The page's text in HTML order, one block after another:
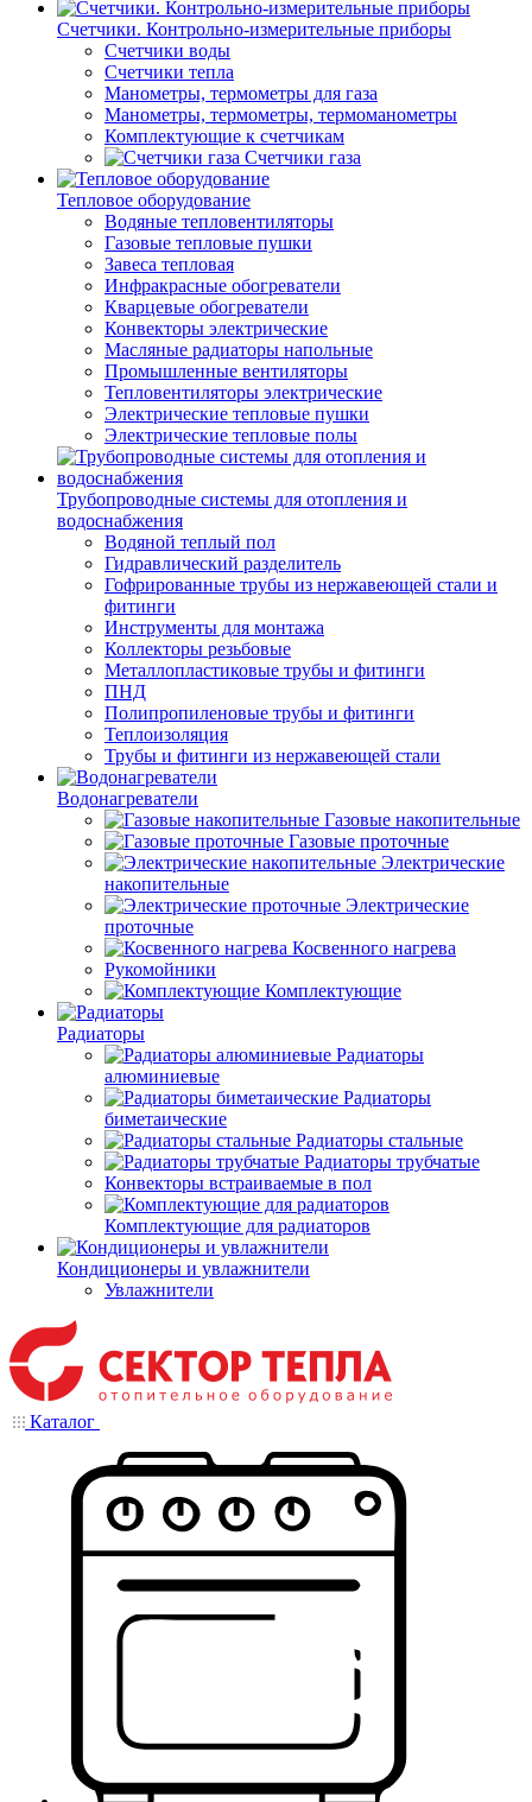
Счетчики. Контрольно-измерительные приборы
Счетчики воды
Счетчики тепла
Манометры, термометры для газа
Манометры, термометры, термоманометры
Комплектующие к счетчикам
Счетчики газа
Тепловое оборудование
Водяные тепловентиляторы
Газовые тепловые пушки
Завеса тепловая
Инфракрасные обогреватели
Кварцевые обогреватели
Конвекторы электрические
Масляные радиаторы напольные
Промышленные вентиляторы
Тепловентиляторы электрические
Электрические тепловые пушки
Электрические тепловые полы
Трубопроводные системы для отопления и
водоснабжения
Водяной теплый пол
Гидравлический разделитель
Гофрированные трубы из нержавеющей стали и
фитинги
Инструменты для монтажа
Коллекторы резьбовые
Металлопластиковые трубы и фитинги
ПНД
Полипропиленовые трубы и фитинги
Теплоизоляция
Трубы и фитинги из нержавеющей стали
Водонагреватели
Газовые накопительные
Газовые проточные
Электрические
накопительные
Электрические
проточные
Косвенного нагрева
Рукомойники
Комплектующие
Радиаторы
Радиаторы
алюминиевые
Радиаторы
биметаические
Радиаторы стальные
Радиаторы трубчатые
Конвекторы встраиваемые в пол
Комплектующие для радиаторов
Кондиционеры и увлажнители
Увлажнители
Каталог